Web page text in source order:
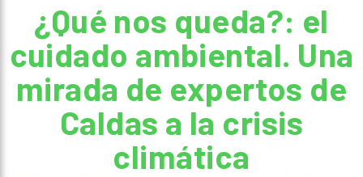
OPINIÓN
IMPRESA
¿Qué nos queda?: el
cuidado ambiental. Una
mirada de expertos de
Caldas a la crisis
climática